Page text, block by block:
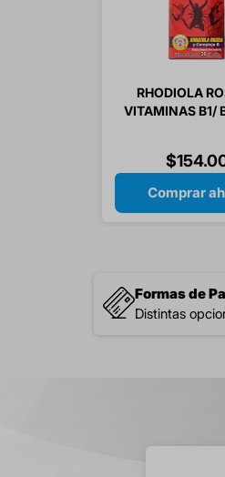
RHODIOLA
VITAMINAS B1/
$154.
Comprar
Formas de
Distintas